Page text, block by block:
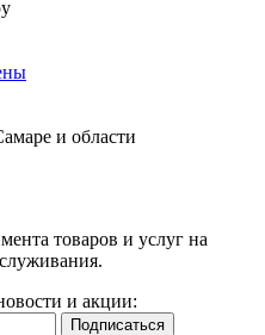
и области
товаров и услуг на
и акции: